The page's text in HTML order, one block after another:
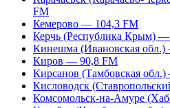
FM
Кемерово — 104,3 FM
Керчь (Республика Крым)
Кинешма (Ивановская
Киров — 90,8 FM
Кирсанов (Тамбовская
Кисловодск
Комсомольск-на-Амуре